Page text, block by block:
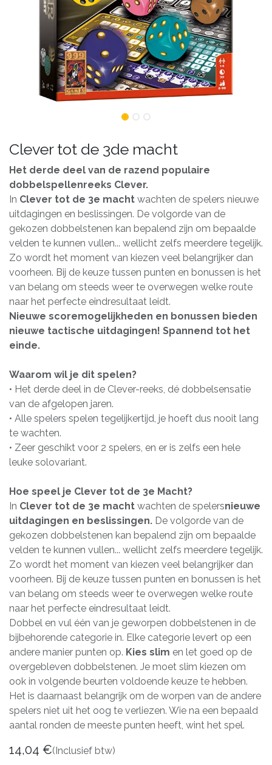
Clever tot de 3de macht
Het derde deel van de razend populaire
dobbelspellenreeks Clever.
In Clever tot de 3e macht wachten de spelers nieuwe
uitdagingen en beslissingen. De volgorde van de
gekozen dobbelstenen kan bepalend zijn om bepaalde
velden te kunnen vullen... wellicht zelfs meerdere tegelijk.
Zo wordt het moment van kiezen veel belangrijker dan
voorheen. Bij de keuze tussen punten en bonussen is het
van belang om steeds weer te overwegen welke route
naar het perfecte eindresultaat leidt.
Nieuwe scoremogelijkheden en bonussen bieden
nieuwe tactische uitdagingen! Spannend tot het
einde.
Waarom wil je dit spelen?
• Het derde deel in de Clever-reeks, dé dobbelsensatie
van de afgelopen jaren.
• Alle spelers spelen tegelijkertijd, je hoeft dus nooit lang
te wachten.
• Zeer geschikt voor 2 spelers, en er is zelfs een hele
leuke solovariant.
Hoe speel je Clever tot de 3e Macht?
In Clever tot de 3e macht wachten de spelersnieuwe
uitdagingen en beslissingen. De volgorde van de
gekozen dobbelstenen kan bepalend zijn om bepaalde
velden te kunnen vullen... wellicht zelfs meerdere tegelijk.
Zo wordt het moment van kiezen veel belangrijker dan
voorheen. Bij de keuze tussen punten en bonussen is het
van belang om steeds weer te overwegen welke route
naar het perfecte eindresultaat leidt.
Dobbel en vul één van je geworpen dobbelstenen in de
bijbehorende categorie in. Elke categorie levert op een
andere manier punten op. Kies slim en let goed op de
overgebleven dobbelstenen. Je moet slim kiezen om
ook in volgende beurten voldoende keuze te hebben.
Het is daarnaast belangrijk om de worpen van de andere
spelers niet uit het oog te verliezen. Wie na een bepaald
aantal ronden de meeste punten heeft, wint het spel.
14,04 €(Inclusief btw)